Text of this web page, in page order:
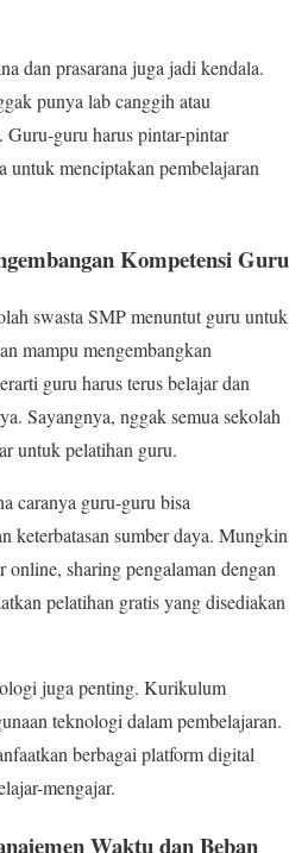
dan prasarana juga jadi kendala.
punya lab canggih atau
Guru-guru harus pintar-pintar
untuk menciptakan pembelajaran
Kompetensi Guru
swasta SMP menuntut guru untuk
mampu mengembangkan
guru harus terus belajar dan
Sayangnya, nggak semua sekolah
untuk pelatihan guru.
caranya guru-guru bisa
keterbatasan sumber daya. Mungkin
online, sharing pengalaman dengan
pelatihan gratis yang disediakan
juga penting. Kurikulum
teknologi dalam pembelajaran.
berbagai platform digital
mengajar.
Waktu dan Beban